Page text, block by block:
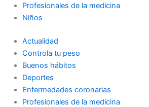
Profesionales de la medicina
Niños
Actualidad
Controla tu peso
Buenos hábitos
Deportes
Enfermedades coronarias
Profesionales de la medicina